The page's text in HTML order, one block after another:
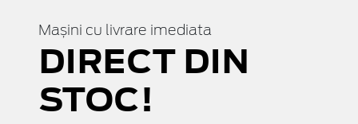
Mașini cu livrare imediata
DIRECT DIN
STOC!